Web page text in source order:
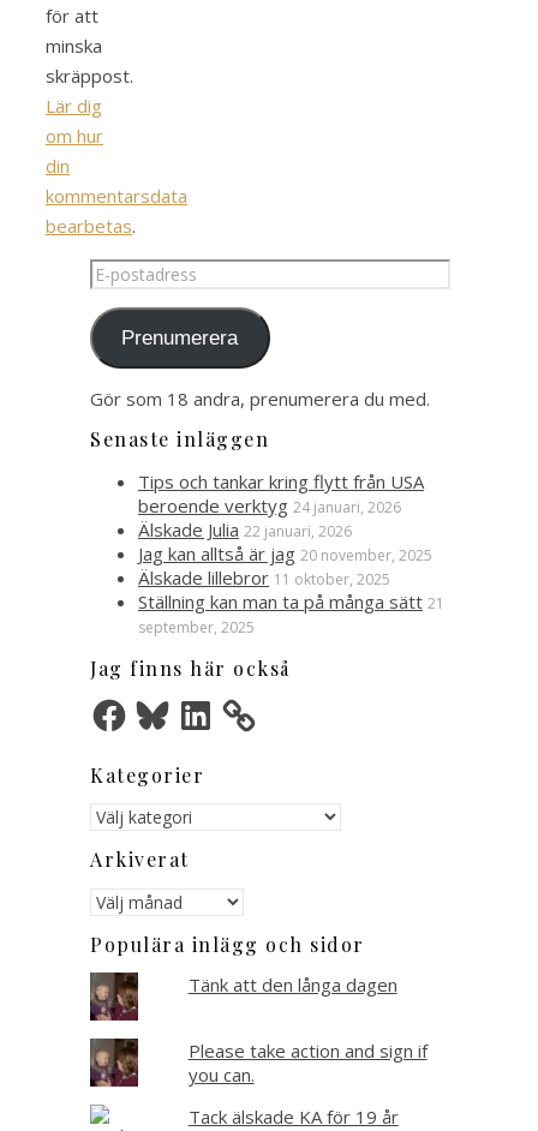
för att
minska
skräppost.
Lär dig
om hur
din
kommentarsdata
bearbetas.
E-
postadress
Prenumerera
Gör som 18 andra, prenumerera du med.
Senaste inläggen
Tips och tankar kring flytt från USA
beroende verktyg 24 januari, 2026
Älskade Julia 22 januari, 2026
Jag kan alltså är jag 20 november, 2025
Älskade lillebror 11 oktober, 2025
Ställning kan man ta på många sätt 21
september, 2025
Jag finns här också
FacebookBlueskyLinkedIn
Kategorier
Kategorier
Arkiverat
Arkiverat
Populära inlägg och sidor
Tänk att den långa dagen
Please take action and sign if
you can.
Tack älskade KA för 19 år